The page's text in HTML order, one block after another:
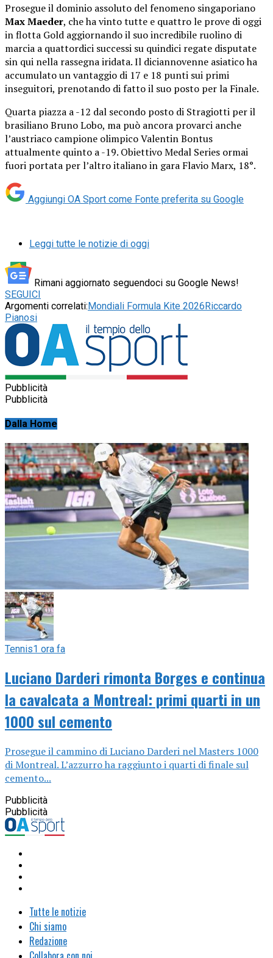
Prosegue il dominio assoluto del fenomeno singaporiano
Max Maeder, che ha vinto tutte e quattro le prove di oggi
in flotta Gold aggiornando il suo incredibile ruolino di
marcia a quattordici successi su quindici regate disputate
sin qui nella rassegna iridata. Il diciannovenne asiatico ha
accumulato un vantaggio di 17 e 18 punti sui primi
inseguitori, prenotando di fatto il suo posto per la Finale.
Quarta piazza a -12 dal secondo posto di Stragiotti per il
brasiliano Bruno Lobo, ma può ancora provarci anche
l’austriaco campione olimpico Valentin Bontus
attualmente quinto a -19. Obiettivo Medal Series ormai
fuori portata per l’altro italiano in gara Flavio Marx, 18°.
Aggiungi OA Sport come Fonte preferita su Google
Leggi tutte le notizie di oggi
Rimani aggiornato seguendoci su Google News!
SEGUICI
Argomenti correlati:Mondiali Formula Kite 2026Riccardo
Pianosi
Pubblicità
Pubblicità
Dalla Home
Tennis1 ora fa
Luciano Darderi rimonta Borges e continua
la cavalcata a Montreal: primi quarti in un
1000 sul cemento
Prosegue il cammino di Luciano Darderi nel Masters 1000
di Montreal. L’azzurro ha raggiunto i quarti di finale sul
cemento...
Pubblicità
Pubblicità
Tutte le notizie
Chi siamo
Redazione